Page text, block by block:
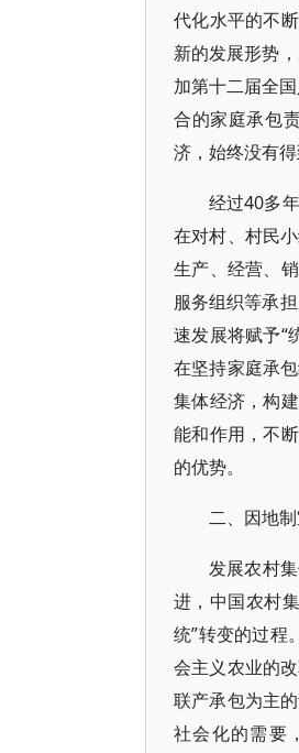
代化水平的不
新的发展形势
加第十二届全
合的家庭承包
济，始终没有
经过40多
在对村、村民
生产、经营、
服务组织等承
速发展将赋予“
在坚持家庭承
集体经济，构
能和作用，不
的优势。
二、因地
发展农村
进，中国农村
统”转变的过程
会主义农业的
联产承包为主
社会化的需要